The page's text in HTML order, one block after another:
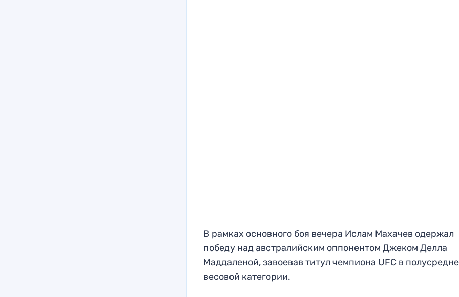
В рамках основного боя вечера Ислам Махачев одержал
победу над австралийским оппонентом Джеком Делла
Маддаленой, завоевав титул чемпиона UFC в
весовой категории.